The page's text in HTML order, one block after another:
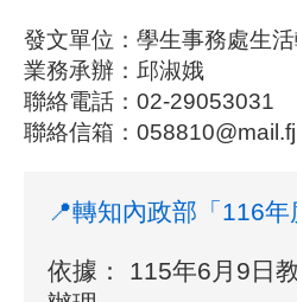
發文單位：學生事務處生活
業務承辦：邱淑娥
聯絡電話：02-29053031
聯絡信箱：
📍轉知內政部「116
依據：
115年6月9日